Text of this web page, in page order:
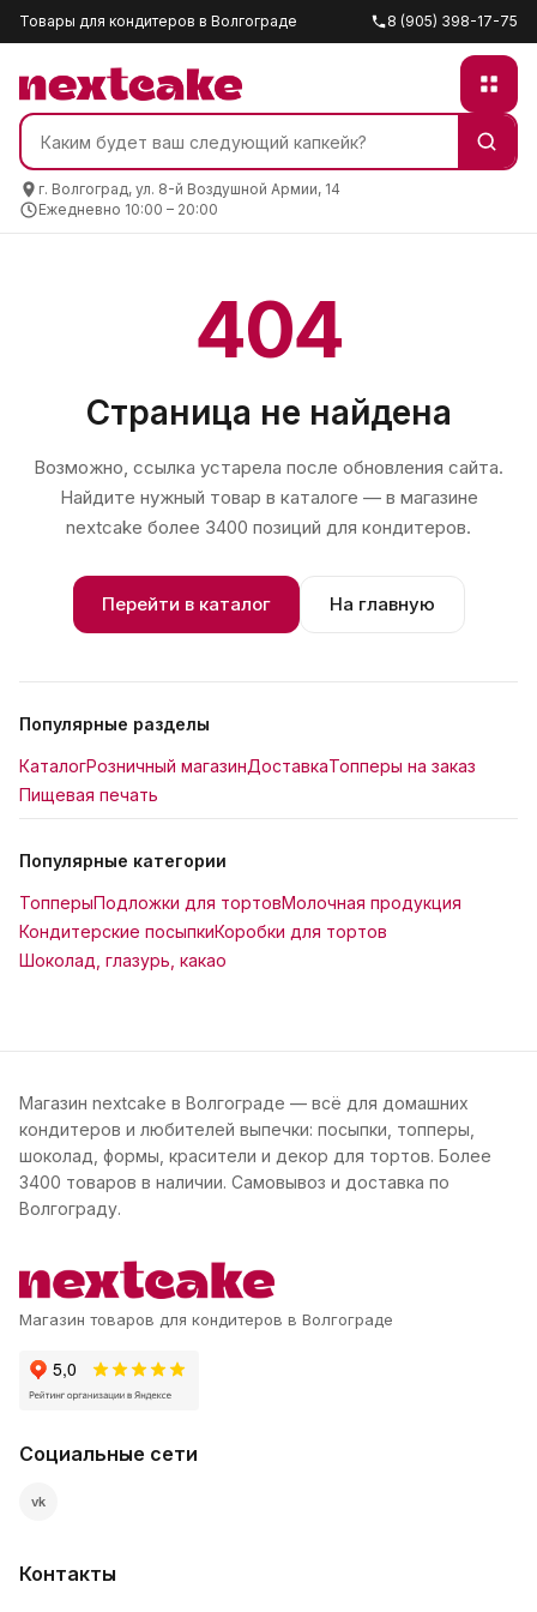
Товары для кондитеров в Волгограде 8 (905) 398-17-75
г. Волгоград, ул. 8-й Воздушной Армии, 14
Ежедневно 10:00 – 20:00
404
Страница не найдена
Возможно, ссылка устарела после обновления сайта.
Найдите нужный товар в каталоге — в магазине
nextcake более 3400 позиций для кондитеров.
Перейти в каталог На главную
Популярные разделы
КаталогРозничный магазинДоставкаТопперы на заказ
Пищевая печать
Популярные категории
ТопперыПодложки для тортовМолочная продукция
Кондитерские посыпкиКоробки для тортов
Шоколад, глазурь, какао
Магазин nextcake в Волгограде — всё для домашних
кондитеров и любителей выпечки: посыпки, топперы,
шоколад, формы, красители и декор для тортов. Более
3400 товаров в наличии. Самовывоз и доставка по
Волгограду.
Магазин товаров для кондитеров в Волгограде
Социальные сети
vk
Контакты